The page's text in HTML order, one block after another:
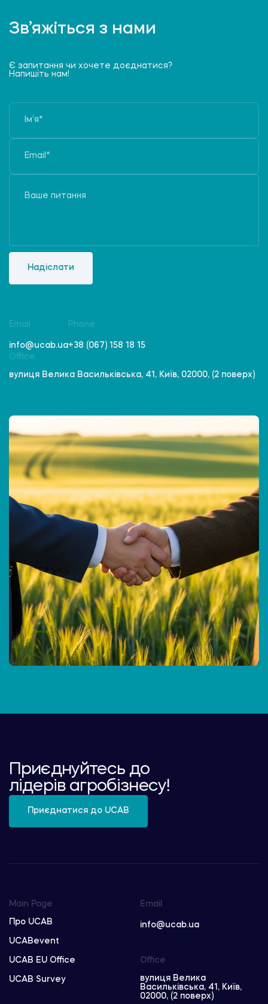
Зв’яжіться з нами
Є запитання чи хочете доєднатися?
Напишіть нам!
Надіслати
Email
info@ucab.ua
Phone
+38 (067) 158 18 15
Office
вулиця Велика Васильківська, 41, Київ, 02000, (2 поверх)
Приєднуйтесь до
лідерів агробізнесу!
Приєднатися до UCAB
Main Page
Про UCAB
UCABevent
UCAB EU Office
UCAB Survey
Email
info@ucab.ua
Office
вулиця Велика
Васильківська, 41, Київ,
02000, (2 поверх)